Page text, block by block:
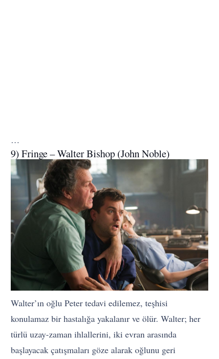
…
9) Fringe – Walter Bishop (John Noble)
Walter’ın oğlu Peter tedavi edilemez, teşhisi
konulamaz bir hastalığa yakalanır ve ölür. Walter; her
türlü uzay-zaman ihlallerini, iki evran arasında
başlayacak çatışmaları göze alarak oğlunu geri